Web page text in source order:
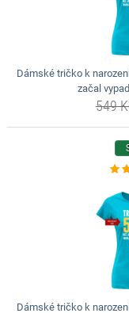
Dámské tričko k
začal
549
Dámské tričko k